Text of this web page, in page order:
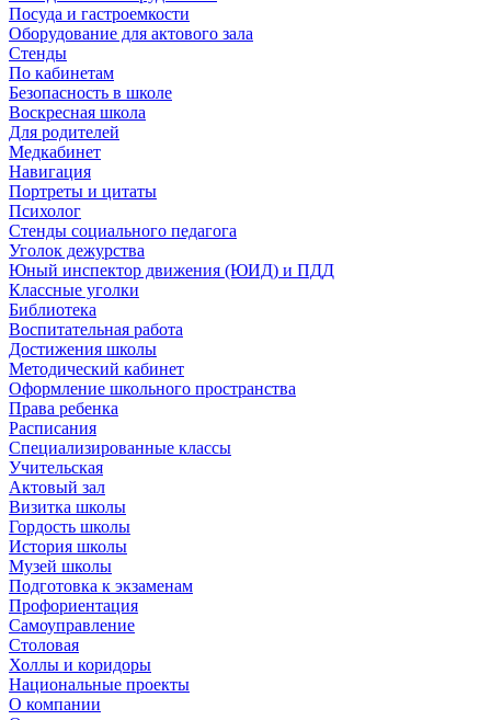
Посуда и гастроемкости
Оборудование для актового зала
Стенды
По кабинетам
Безопасность в школе
Воскресная школа
Для родителей
Медкабинет
Навигация
Портреты и цитаты
Психолог
Стенды социального педагога
Уголок дежурства
Юный инспектор движения (ЮИД) и ПДД
Классные уголки
Библиотека
Воспитательная работа
Достижения школы
Методический кабинет
Оформление школьного пространства
Права ребенка
Расписания
Специализированные классы
Учительская
Актовый зал
Визитка школы
Гордость школы
История школы
Музей школы
Подготовка к экзаменам
Профориентация
Самоуправление
Столовая
Холлы и коридоры
Национальные проекты
О компании